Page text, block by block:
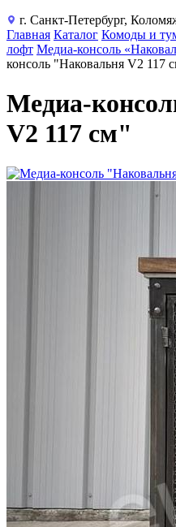
г. Санкт-Петербург,
Главная Каталог Комоды и
лофт Медиа-консоль
консоль "Наковальня V2 117
Медиа-
V2 117 см"